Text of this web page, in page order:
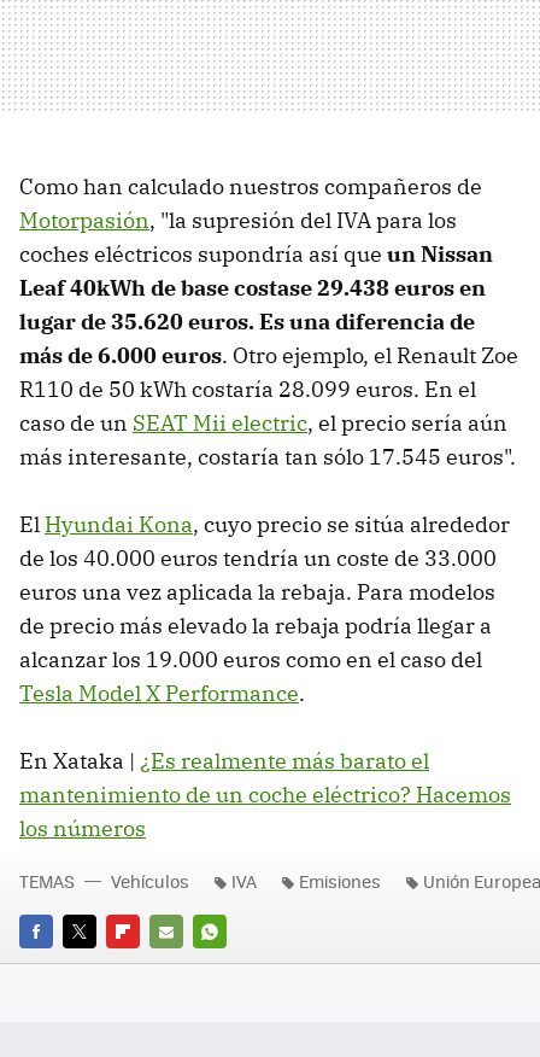
Como han calculado nuestros compañeros de
Motorpasión, "la supresión del IVA para los
coches eléctricos supondría así que un Nissan
Leaf 40kWh de base costase 29.438 euros en
lugar de 35.620 euros. Es una diferencia de
más de 6.000 euros. Otro ejemplo, el Renault Zoe
R110 de 50 kWh costaría 28.099 euros. En el
caso de un SEAT Mii electric, el precio sería aún
más interesante, costaría tan sólo 17.545 euros".
El Hyundai Kona, cuyo precio se sitúa alrededor
de los 40.000 euros tendría un coste de 33.000
euros una vez aplicada la rebaja. Para modelos
de precio más elevado la rebaja podría llegar a
alcanzar los 19.000 euros como en el caso del
Tesla Model X Performance.
En Xataka | ¿Es realmente más barato el
mantenimiento de un coche eléctrico? Hacemos
los números
FACEBOOK
TWITTERFLIPBOARD
E-
WHATSAPP
TEMAS Vehículos IVA Emisiones Unión Europea